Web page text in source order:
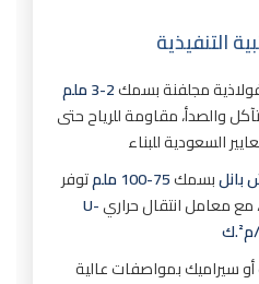
المستخدمة في ملاحق
التنفيذية
مجلفنة بسمك2-3 ملم
والصدأ، مقاومة للرياح حتى
السعودية للبناء
بانلبسمك75-100 ملم
توفر
معامل انتقال حراريU-
أو سيراميك بمواصفات عالية